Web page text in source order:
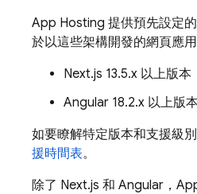
App Hosting 提供預先設定
於以這些架構開發的網頁應用
Next.js 13.5.x 以上版本
Angular 18.2.x 以上版
如要瞭解特定版本和支援級
援時間表。
除了 Next.js 和 Angular，